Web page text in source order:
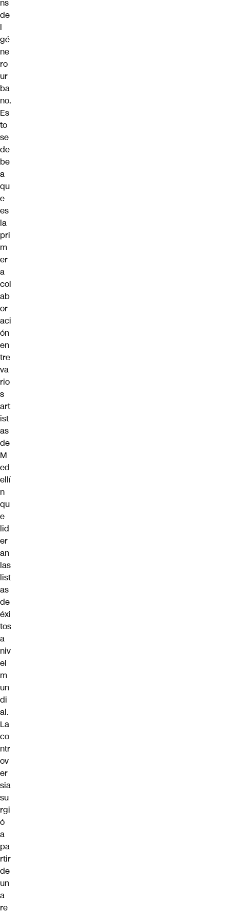
ns
de
l
gé
ne
ro
ur
ba
no.
Es
to
se
de
be
a
qu
e
es
la
pri
m
er
a
col
ab
or
aci
ón
en
tre
va
rio
s
art
ist
as
de
M
ed
ellí
n
qu
e
lid
er
an
las
list
as
de
éxi
tos
a
niv
el
m
un
di
al.
La
co
ntr
ov
er
sia
su
rgi
ó
a
pa
rtir
de
un
a
re